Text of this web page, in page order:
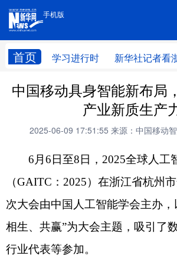
手机版
首页 学习进行时 新华社记者看
手机版
中国移动具身智能新布局
产业新质生产
2025-06-09 17:51:55 来源：中国移动
6月6日至8日，2025全球人工
（GAITC：2025）在浙江省杭州
次大会由中国人工智能学会主办，
相生、共赢”为大会主题，吸引了
行业代表等参加。